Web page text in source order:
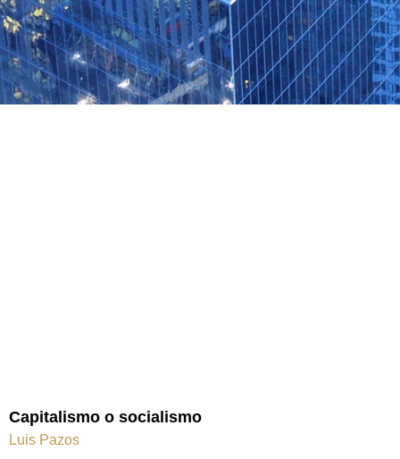
Capitalismo o socialismo
Luis Pazos